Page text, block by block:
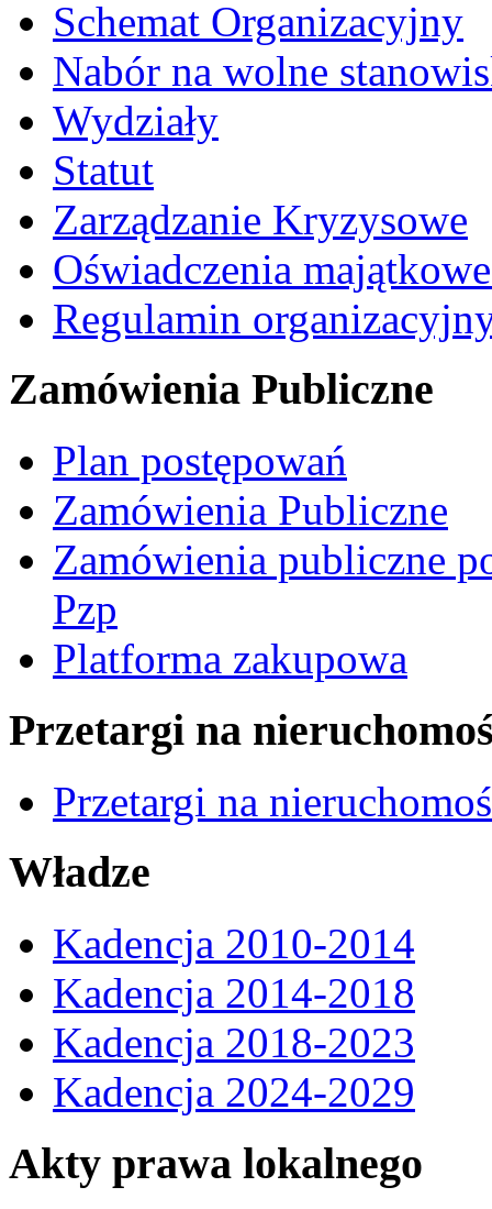
Schemat Organizacyjny
Nabór na wolne
Wydziały
Statut
Zarządzanie Kryzysowe
Oświadczenia
Regulamin
Zamówienia Publiczne
Plan postępowań
Zamówienia Publiczne
Zamówienia publiczne
Pzp
Platforma zakupowa
Przetargi na
Przetargi na
Władze
Kadencja 2010-2014
Kadencja 2014-2018
Kadencja 2018-2023
Kadencja 2024-2029
Akty prawa lokalnego